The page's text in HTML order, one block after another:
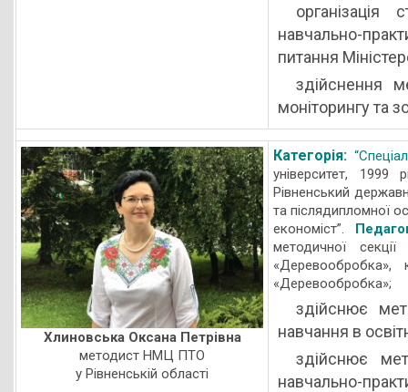
навчально-
питання
здійснення
моніторингу та
Хлиновська Оксана Петрівна
методист НМЦ ПТО
у Рівненській області
Категорія:
університет, 1999
Рівненський
та післядипломної
економіст”.
методичної
«Деревообробка»,
«Деревообробка»;
здійснює
навчання в
здійснює
навчально-